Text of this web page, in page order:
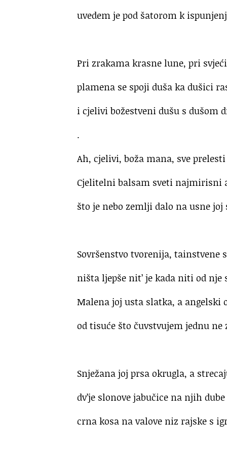
uvedem je pod šatorom k
Pri zrakama krasne lune, pri
plamena se spoji duša ka dušici
i cjelivi božestveni dušu s dušom
.
Ah, cjelivi, boža mana, sve
Cjelitelni balsam sveti najmirisni
što je nebo zemlji dalo na usne
Sovršenstvo tvorenija, tainstvene
ništa ljepše nit’ je kada niti od nje
Malena joj usta slatka, a angelski
od tisuće što čuvstvujem jednu ne
Snježana joj prsa okrugla, a
dv’je slonove jabučice na njih
crna kosa na valove niz rajske s